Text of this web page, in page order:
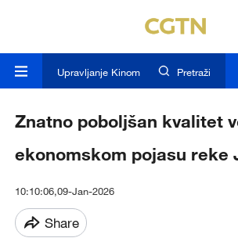
Upravljanje Kinom Pretraži
Znatno poboljšan kvalitet
ekonomskom pojasu reke
10:10:06,09-Jan-2026
Share